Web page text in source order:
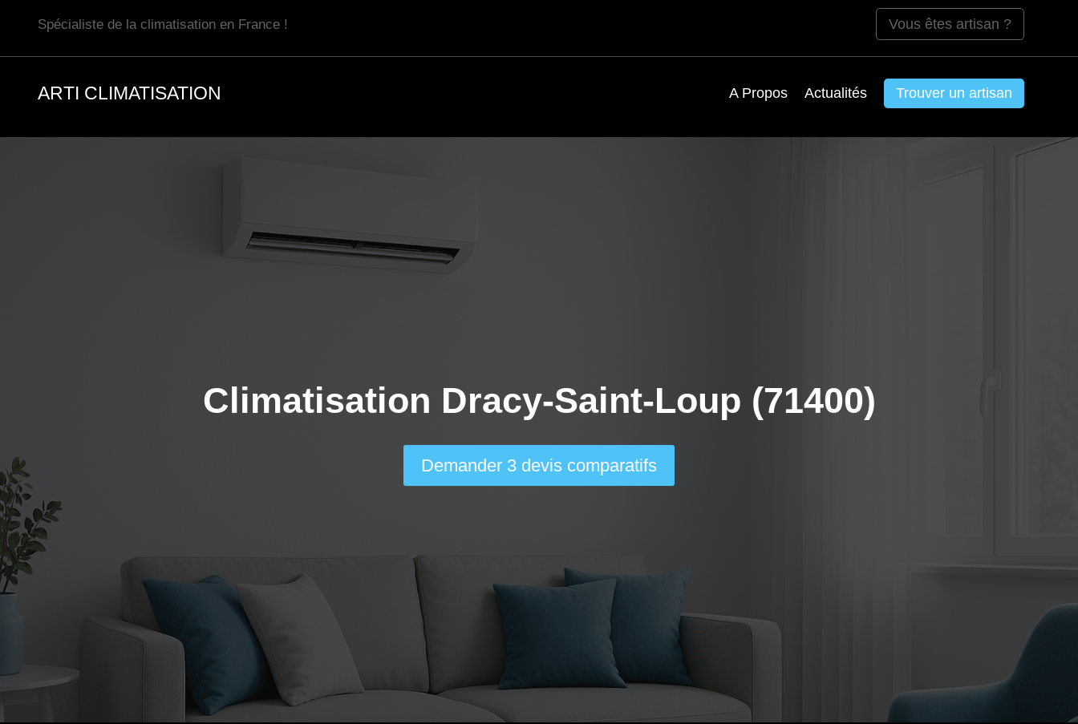
Spécialiste de la climatisation en France ! Vous êtes artisan ?
ARTI CLIMATISATION A Propos Actualités Trouver un artisan
Climatisation Dracy-Saint-Loup (71400)
Demander 3 devis comparatifs